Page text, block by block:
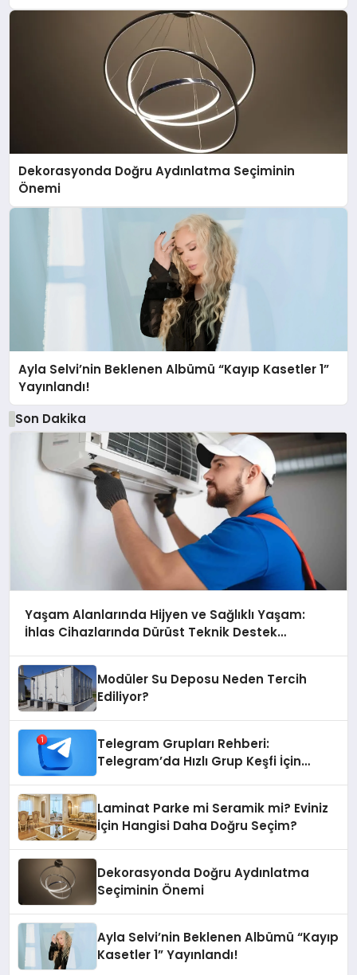
Dekorasyonda Doğru Aydınlatma Seçiminin
Önemi
Ayla Selvi’nin Beklenen Albümü “Kayıp Kasetler 1”
Yayınlandı!
Son Dakika
Yaşam Alanlarında Hijyen ve Sağlıklı Yaşam:
İhlas Cihazlarında Dürüst Teknik Destek
Modüler Su Deposu Neden Tercih
Ediliyor?
Telegram Grupları Rehberi:
Telegram’da Hızlı Grup Keşfi İçin
Laminat Parke mi Seramik mi? Eviniz
İçin Hangisi Daha Doğru Seçim?
Dekorasyonda Doğru Aydınlatma
Seçiminin Önemi
Ayla Selvi’nin Beklenen Albümü “Kayıp
Kasetler 1” Yayınlandı!